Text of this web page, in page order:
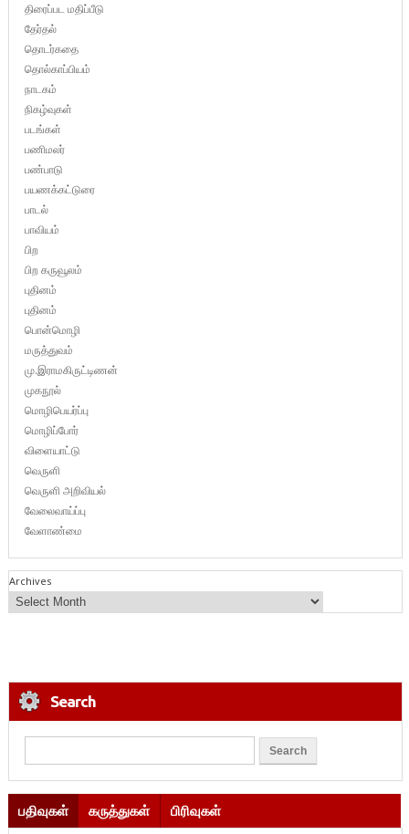
திரைப்பட மதிப்பீடு
தேர்தல்
தொடர்கதை
தொல்காப்பியம்
நாடகம்
நிகழ்வுகள்
படங்கள்
பணிமலர்
பண்பாடு
பயணக்கட்டுரை
பாடல்
பாவியம்
பிற
பிற கருவூலம்
புதினம்
புதினம்
பொன்மொழி
மருத்துவம்
மு.இராமகிருட்டிணன்
முகநூல்
மொழிபெயர்ப்பு
மொழிப்போர்
விளையாட்டு
வெருளி
வெருளி அறிவியல்
வேலைவாய்ப்பு
வேளாண்மை
Archives
Search
பதிவுகள் கருத்துகள் பிரிவுகள்